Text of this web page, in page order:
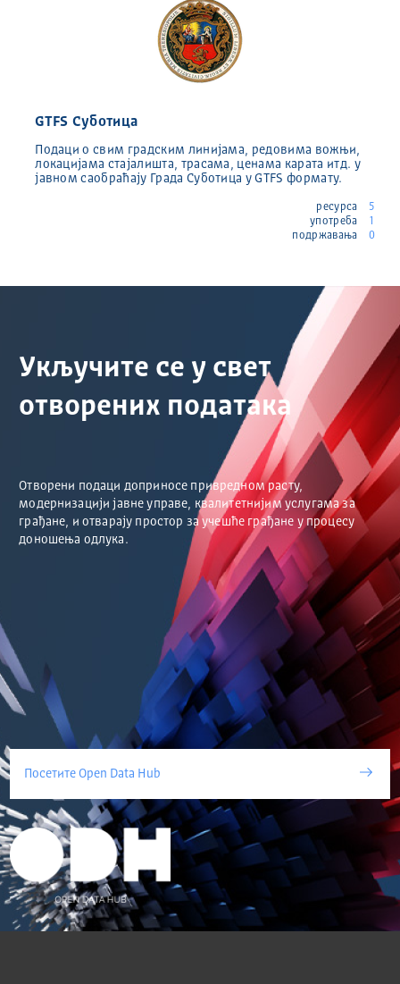
GTFS Суботица
Подаци о свим градским линијама, редовима вожњи,
локацијама стајалишта, трасама, ценама карата итд. у
јавном саобраћају Града Суботица у GTFS формату.
ресурса
5
употреба
1
подржавања
0
Укључите се у свет
отворених података
Отворени подаци доприносе привредном расту,
модернизацији јавне управе, квалитетнијим услугама за
грађане, и отварају простор за учешће грађане у процесу
доношења одлука.
Посетите Open Data Hub